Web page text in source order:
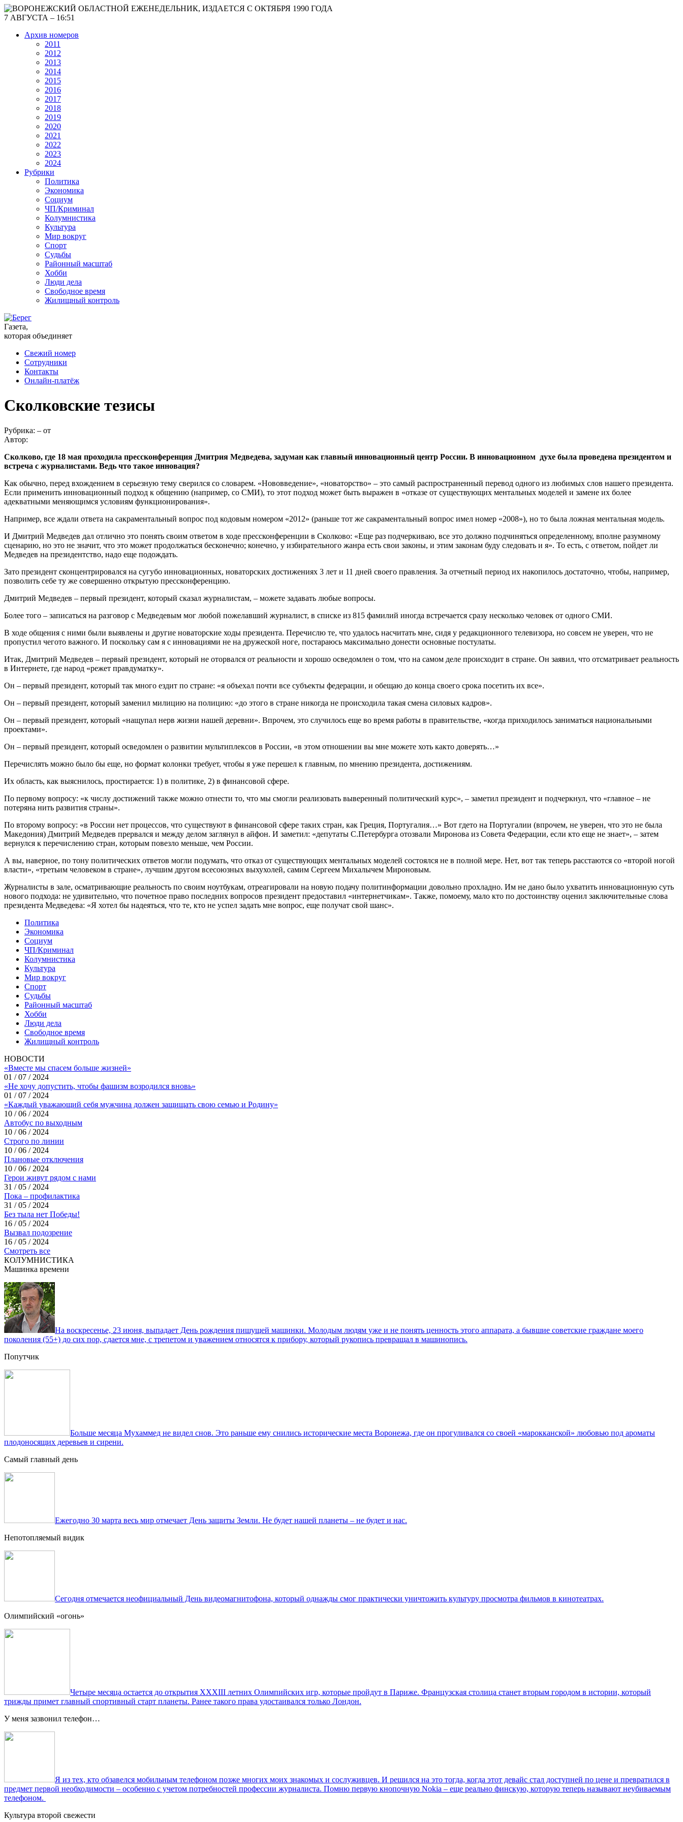
7 АВГУСТА – 16:51
Архив номеров
2011
2012
2013
2014
2015
2016
2017
2018
2019
2020
2021
2022
2023
2024
Рубрики
Политика
Экономика
Социум
ЧП/Криминал
Колумнистика
Культура
Мир вокруг
Спорт
Судьбы
Районный масштаб
Хобби
Люди дела
Свободное время
Жилищный контроль
Газета,
которая объединяет
Свежий номер
Сотрудники
Контакты
Онлайн-платёж
Сколковские тезисы
Рубрика: – от
Автор:
Сколково, где 18 мая проходила пресс­конференция Дмитрия Медведева, задуман как главный инновационный центр России. В инновационном духе была проведена президентом и
встреча с журналистами. Ведь что такое инновация?
Как обычно, перед вхождением в серьезную тему сверился со словарем. «Нововведение», «новаторство» – это самый распространенный перевод одного из любимых слов нашего президента.
Если применить инновационный подход к общению (например, со СМИ), то этот подход может быть выражен в «отказе от существующих ментальных моделей и замене их более
адекватными меняющимся условиям функционирования».
Например, все ждали ответа на сакраментальный вопрос под кодовым номером «2012» (раньше тот же сакраментальный вопрос имел номер «2008»), но то была ложная ментальная модель.
И Дмитрий Медведев дал отлично это понять своим ответом в ходе пресс­конференции в Сколково: «Еще раз подчеркиваю, все это должно подчиняться определенному, вполне разумному
сценарию, но это не значит, что это может продолжаться бесконечно; конечно, у избирательного жанра есть свои законы, и этим законам буду следовать и я». То есть, с ответом, пойдет ли
Медведев на президентство, надо еще подождать.
Зато президент сконцентрировался на сугубо инновационных, новаторских достижениях 3 лет и 11 дней своего правления. За отчетный период их накопилось достаточно, чтобы, например,
позволить себе ту же совершенно открытую пресс­конференцию.
Дмитрий Медведев – первый президент, который сказал журналистам, – можете задавать любые вопросы.
Более того – записаться на разговор с Медведевым мог любой пожелавший журналист, в списке из 815 фамилий иногда встречается сразу несколько человек от одного СМИ.
В ходе общения с ними были выявлены и другие новаторские ходы президента. Перечислю те, что удалось насчитать мне, сидя у редакционного телевизора, но совсем не уверен, что не
пропустил чего­то важного. И поскольку сам я с инновациями не на дружеской ноге, постараюсь максимально донести основные постулаты.
Итак, Дмитрий Медведев – первый президент, который не оторвался от реальности и хорошо осведомлен о том, что на самом деле происходит в стране. Он заявил, что отсматривает реальность
в Интернете, где народ «режет правду­матку».
Он – первый президент, который так много ездит по стране: «я объехал почти все субъекты федерации, и обещаю до конца своего срока посетить их все».
Он – первый президент, который заменил милицию на полицию: «до этого в стране никогда не происходила такая смена силовых кадров».
Он – первый президент, который «нащупал нерв жизни нашей деревни». Впрочем, это случилось еще во время работы в правительстве, «когда приходилось заниматься национальными
проектами».
Он – первый президент, который осведомлен о развитии мультиплексов в России, «в этом отношении вы мне можете хоть как­то доверять…»
Перечислять можно было бы еще, но формат колонки требует, чтобы я уже перешел к главным, по мнению президента, достижениям.
Их область, как выяснилось, простирается: 1) в политике, 2) в финансовой сфере.
По первому вопросу: «к числу достижений также можно отнести то, что мы смогли реализовать выверенный политический курс», – заметил президент и подчеркнул, что «главное – не
потеряна нить развития страны».
По второму вопросу: «в России нет процессов, что существуют в финансовой сфере таких стран, как Греция, Португалия…» Вот где­то на Португалии (впрочем, не уверен, что это не была
Македония) Дмитрий Медведев прервался и между делом заглянул в айфон. И заметил: «депутаты С.­Петербурга отозвали Миронова из Совета Федерации, если кто еще не знает», – затем
вернулся к перечислению стран, которым повезло меньше, чем России.
А вы, наверное, по тону политических ответов могли подумать, что отказ от существующих ментальных моделей состоялся не в полной мере. Нет, вот так теперь расстаются со «второй ногой
власти», «третьим человеком в стране», лучшим другом всесоюзных выхухолей, самим Сергеем Михалычем Мироновым.
Журналисты в зале, осматривающие реальность по своим ноутбукам, отреагировали на новую подачу политинформации довольно прохладно. Им не дано было ухватить инновационную суть
нового подхода: не удивительно, что почетное право последних вопросов президент предоставил «интернетчикам». Также, по­моему, мало кто по достоинству оценил заключительные слова
президента Медведева: «Я хотел бы надеяться, что те, кто не успел задать мне вопрос, еще получат свой шанс».
Политика
Экономика
Социум
ЧП/Криминал
Колумнистика
Культура
Мир вокруг
Спорт
Судьбы
Районный масштаб
Хобби
Люди дела
Свободное время
Жилищный контроль
НОВОСТИ
«Вместе мы спасем больше жизней»
01 / 07 / 2024
«Не хочу допустить, чтобы фашизм возродился вновь»
01 / 07 / 2024
«Каждый уважающий себя мужчина должен защищать свою семью и Родину»
10 / 06 / 2024
Автобус по выходным
10 / 06 / 2024
Строго по линии
10 / 06 / 2024
Плановые отключения
10 / 06 / 2024
Герои живут рядом с нами
31 / 05 / 2024
Пока – профилактика
31 / 05 / 2024
Без тыла нет Победы!
16 / 05 / 2024
Вызвал подозрение
16 / 05 / 2024
Смотреть все
КОЛУМНИСТИКА
Машинка времени
На воскресенье, 23 июня, выпадает День рождения пишущей машинки. Молодым людям уже и не понять ценность этого аппарата, а бывшие советские граждане моего
поколения (55+) до сих пор, сдается мне, с трепетом и уважением относятся к прибору, который рукопись превращал в машинопись.
Попутчик
Больше месяца Мухаммед не видел снов. Это раньше ему снились исторические места Воронежа, где он прогуливался со своей «марокканской» любовью под ароматы
плодоносящих деревьев и сирени.
Самый главный день
Ежегодно 30 марта весь мир отмечает День защиты Земли. Не будет нашей планеты – не будет и нас.
Непотопляемый видик
Сегодня отмечается неофициальный День видеомагнитофона, который однажды смог практически уничтожить культуру просмотра фильмов в кинотеатрах.
Олимпийский «огонь»
Четыре месяца остается до открытия XXXIII летних Олимпийских игр, которые пройдут в Париже. Французская столица станет вторым городом в истории, который
трижды примет главный спортивный старт планеты. Ранее такого права удостаивался только Лондон.
У меня зазвонил телефон…
Я из тех, кто обзавелся мобильным телефоном позже многих моих знакомых и сослуживцев. И решился на это тогда, когда этот девайс стал доступней по цене и превратился в
предмет первой необходимости – особенно с учетом потребностей профессии журналиста. Помню первую кнопочную Nokia – еще реально финскую, которую теперь называют неубиваемым
телефоном.
Культура второй свежести